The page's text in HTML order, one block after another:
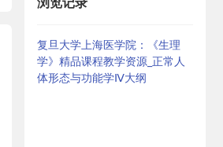
复旦大学上海医学院：《生理
学》精品课程教学资源_正常人
体形态与功能学Ⅳ大纲